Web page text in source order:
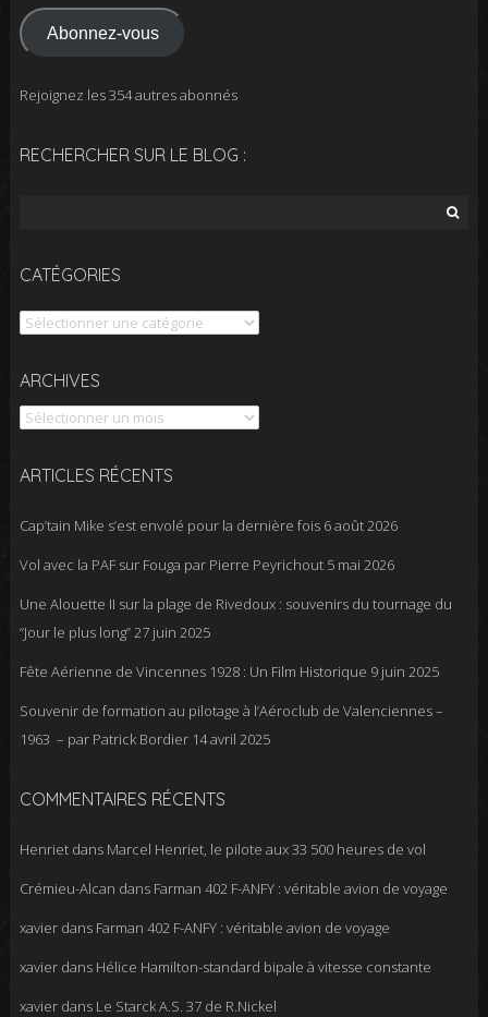
mail
Abonnez-vous
Rejoignez les 354 autres abonnés
RECHERCHER SUR LE BLOG :
CATÉGORIES
Catégories
ARCHIVES
Archives
ARTICLES RÉCENTS
Cap’tain Mike s’est envolé pour la dernière fois 6 août 2026
Vol avec la PAF sur Fouga par Pierre Peyrichout 5 mai 2026
Une Alouette II sur la plage de Rivedoux : souvenirs du tournage du
“Jour le plus long”27 juin 2025
Fête Aérienne de Vincennes 1928 : Un Film Historique 9 juin 2025
Souvenir de formation au pilotage à l’Aéroclub de Valenciennes –
1963 – par Patrick Bordier 14 avril 2025
COMMENTAIRES RÉCENTS
Henrietdans Marcel Henriet, le pilote aux 33 500 heures de vol
Crémieu-Alcan dans Farman 402 F-ANFY : véritable avion de voyage
xavierdans Farman 402 F-ANFY : véritable avion de voyage
xavierdans Hélice Hamilton-standard bipale à vitesse constante
xavierdans Le Starck A.S. 37 de R.Nickel